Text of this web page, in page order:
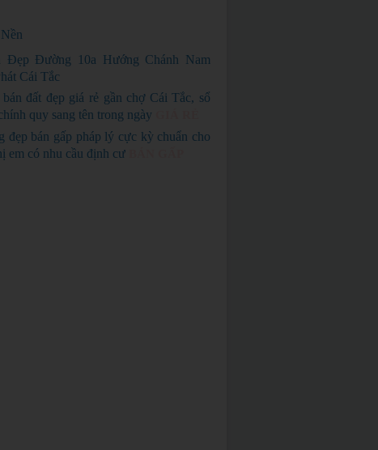
Đẹp Đường 10a Hướng Chánh Nam
Cái Tắc
bán đất đẹp giá rẻ gần chợ Cái Tắc, sổ
quy sang tên trong ngày
đẹp bán gấp pháp lý cực kỳ chuẩn cho
em có nhu cầu định cư